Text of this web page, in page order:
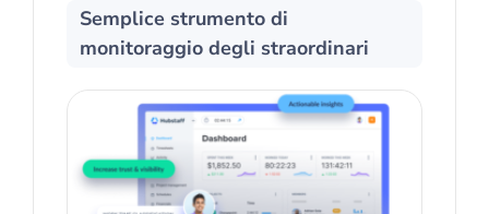
Semplice strumento di
monitoraggio degli straordinari